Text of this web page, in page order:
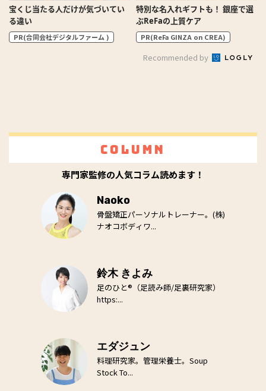
宝くじ当たる人だけが気づいてい
る違い
PR(合同会社デジタルファーム )
特別な名入れギフトも！ 銀座で選
ぶReFaの上質ケア
PR(ReFa GINZA on CREA)
Recommended by
Column
専門家監修の人気コラム読めます！
Naoko
骨盤矯正パーソナルトレーナー。(株)
ナオコボディワ...
鈴木 きよみ
足のひと®（足読み師/足裏研究家）
https:...
エダジュン
料理研究家。管理栄養士。Soup
Stock To...